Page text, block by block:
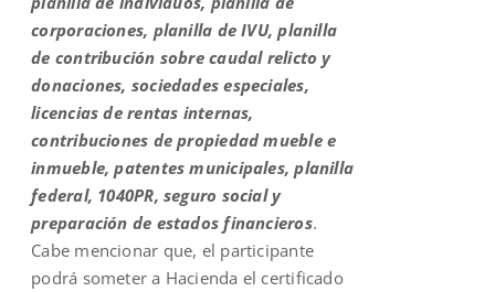
corporaciones, planilla de IVU, planilla
de contribución sobre caudal relicto y
donaciones, sociedades especiales,
licencias de rentas internas,
contribuciones de propiedad mueble e
inmueble, patentes municipales, planilla
federal, 1040PR, seguro social y
preparación de estados financieros.
Cabe mencionar que, el participante
podrá someter a Hacienda el certificado